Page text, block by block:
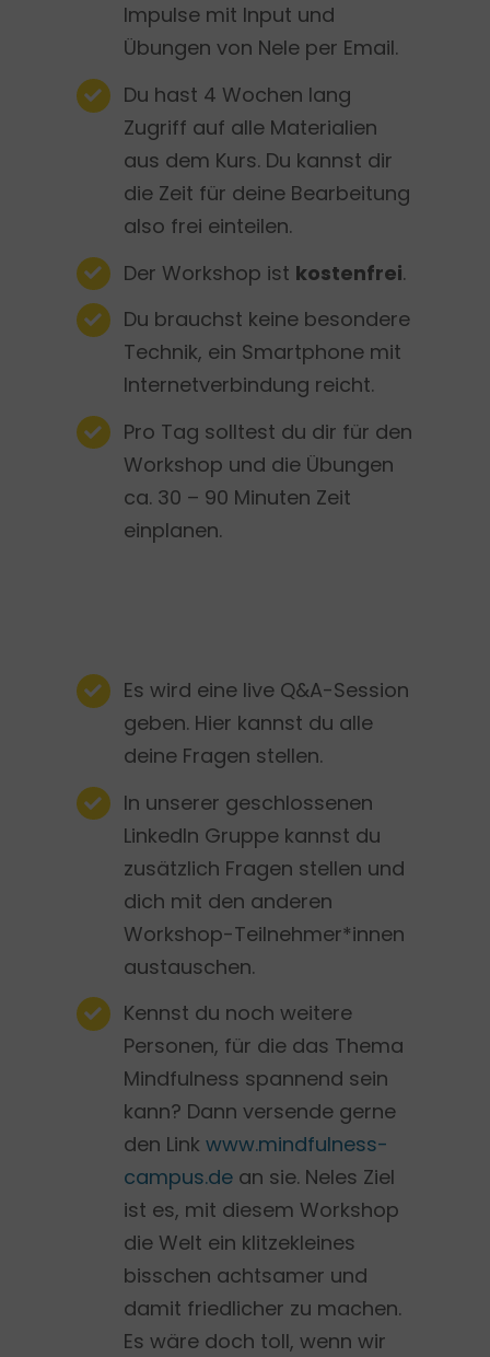
Impulse mit Input und
Übungen von Nele per Email.
Du hast 4 Wochen lang
Zugriff auf alle Materialien
aus dem Kurs. Du kannst dir
die Zeit für deine Bearbeitung
also frei einteilen.
Der Workshop ist kostenfrei.
Du brauchst keine besondere
Technik, ein Smartphone mit
Internetverbindung reicht.
Pro Tag solltest du dir für den
Workshop und die Übungen
ca. 30 – 90 Minuten Zeit
einplanen.
Es wird eine live Q&A-Session
geben. Hier kannst du alle
deine Fragen stellen.
In unserer geschlossenen
LinkedIn Gruppe kannst du
zusätzlich Fragen stellen und
dich mit den anderen
Workshop-Teilnehmer*innen
austauschen.
Kennst du noch weitere
Personen, für die das Thema
Mindfulness spannend sein
kann? Dann versende gerne
den Linkwww.mindfulness-
campus.de an sie. Neles Ziel
ist es, mit diesem Workshop
die Welt ein klitzekleines
bisschen achtsamer und
damit friedlicher zu machen.
Es wäre doch toll, wenn wir